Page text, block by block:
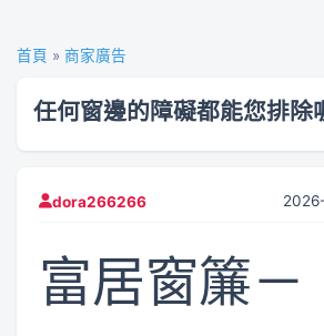
首頁 » 商家廣告
任何窗邊的障礙都能您排除
dora266266
富居窗簾－